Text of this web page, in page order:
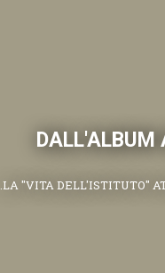
DALL'ALBUM
.LA "VITA DELL'ISTITUTO"